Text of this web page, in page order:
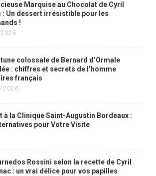
Marquise au Chocolat de Cyril
: Un dessert irrésistible pour les
!
colossale de Bernard d’Ormale
: chiffres et secrets de l’homme
français
2026
à la Clinique Saint-Augustin Bordeaux :
pour Votre Visite
Rossini selon la recette de Cyril
: un vrai délice pour vos papilles